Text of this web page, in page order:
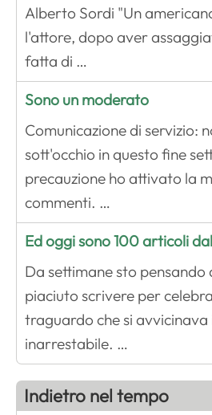
Alberto Sordi "Un
l'attore, dopo aver
fatta di …
Sono un moderato
Comunicazione di servizio:
sott'occhio in questo fine
precauzione ho attivato la
commenti. …
Ed oggi sono 100 articoli
Da settimane sto pensando
piaciuto scrivere per
traguardo che si
inarrestabile. …
Indietro nel tempo